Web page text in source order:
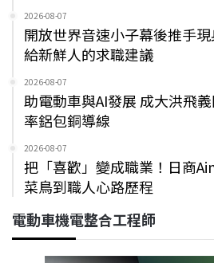
2026-08-07
開放世界音速小子幕後推手
給新鮮人的求職建議
2026-08-07
助電動車與AI發展 成大洪飛
率鋁包銅導線
2026-08-07
把「喜歡」變成職業！日商
菜鳥到職人心路歷程
電動車機電整合工程師